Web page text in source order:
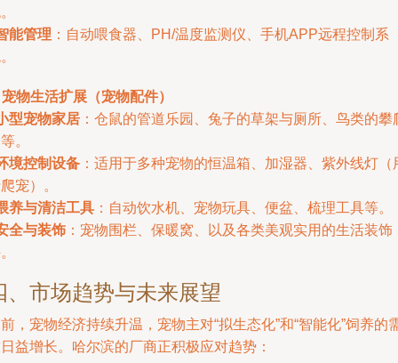
能管理 ：自动喂食器、PH/温度监测仪、手机APP远程控制系
物生活扩展（宠物配件）
型宠物家居 ：仓鼠的管道乐园、兔子的草架与厕所、鸟类的攀
。
境控制设备 ：适用于多种宠物的恒温箱、加湿器、紫外线灯（
宠）。
养与清洁工具 ：自动饮水机、宠物玩具、便盆、梳理工具等。
全与装饰 ：宠物围栏、保暖窝、以及各类美观实用的生活装饰
、市场趋势与未来展望
，宠物经济持续升温，宠物主对“拟生态化”和“智能化”饲养的
益增长。哈尔滨的厂商正积极应对趋势：